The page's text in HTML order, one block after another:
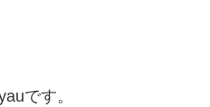
です。